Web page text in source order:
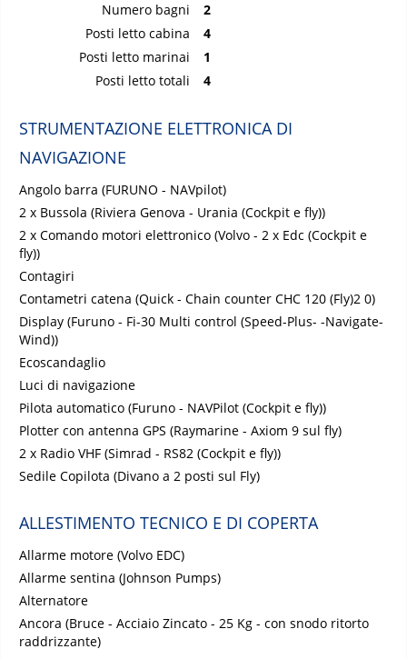
Numero bagni
2
Posti letto cabina
4
Posti letto marinai
1
Posti letto totali
4
STRUMENTAZIONE ELETTRONICA DI
NAVIGAZIONE
Angolo barra (FURUNO - NAVpilot)
2 x Bussola (Riviera Genova - Urania (Cockpit e fly))
2 x Comando motori elettronico (Volvo - 2 x Edc (Cockpit e
fly))
Contagiri
Contametri catena (Quick - Chain counter CHC 120 (Fly)2 0)
Display (Furuno - Fi-30 Multi control (Speed-Plus- -Navigate-
Wind))
Ecoscandaglio
Luci di navigazione
Pilota automatico (Furuno - NAVPilot (Cockpit e fly))
Plotter con antenna GPS (Raymarine - Axiom 9 sul fly)
2 x Radio VHF (Simrad - RS82 (Cockpit e fly))
Sedile Copilota (Divano a 2 posti sul Fly)
ALLESTIMENTO TECNICO E DI COPERTA
Allarme motore (Volvo EDC)
Allarme sentina (Johnson Pumps)
Alternatore
Ancora (Bruce - Acciaio Zincato - 25 Kg - con snodo ritorto
raddrizzante)